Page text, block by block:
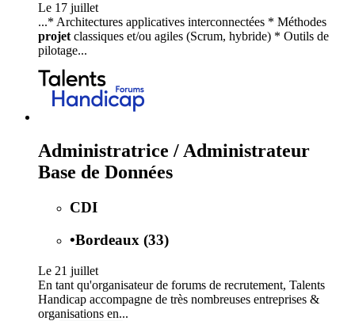
Le 17 juillet
...* Architectures applicatives interconnectées * Méthodes
projet classiques et/ou agiles (Scrum, hybride) * Outils de
pilotage...
Administratrice / Administrateur
Base de Données
CDI
•Bordeaux (33)
Le 21 juillet
En tant qu'organisateur de forums de recrutement, Talents
Handicap accompagne de très nombreuses entreprises &
organisations en...